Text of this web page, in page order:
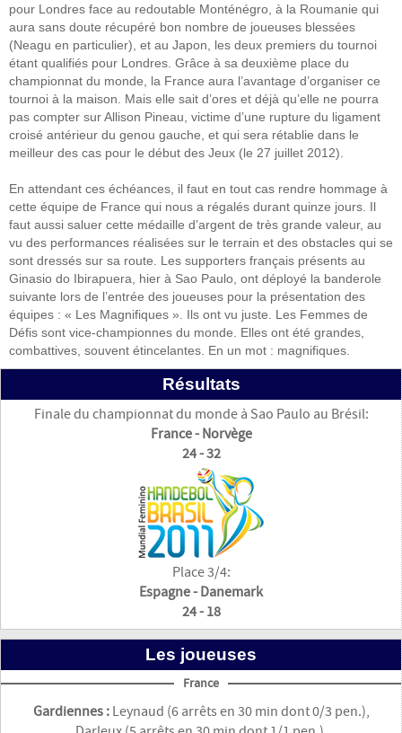
pour Londres face au redoutable Monténégro, à la Roumanie qui
aura sans doute récupéré bon nombre de joueuses blessées
(Neagu en particulier), et au Japon, les deux premiers du tournoi
étant qualifiés pour Londres. Grâce à sa deuxième place du
championnat du monde, la France aura l’avantage d’organiser ce
tournoi à la maison. Mais elle sait d’ores et déjà qu’elle ne pourra
pas compter sur Allison Pineau, victime d’une rupture du ligament
croisé antérieur du genou gauche, et qui sera rétablie dans le
meilleur des cas pour le début des Jeux (le 27 juillet 2012).
En attendant ces échéances, il faut en tout cas rendre hommage à
cette équipe de France qui nous a régalés durant quinze jours. Il
faut aussi saluer cette médaille d’argent de très grande valeur, au
vu des performances réalisées sur le terrain et des obstacles qui se
sont dressés sur sa route. Les supporters français présents au
Ginasio do Ibirapuera, hier à Sao Paulo, ont déployé la banderole
suivante lors de l’entrée des joueuses pour la présentation des
équipes : « Les Magnifiques ». Ils ont vu juste. Les Femmes de
Défis sont vice-championnes du monde. Elles ont été grandes,
combattives, souvent étincelantes. En un mot : magnifiques.
Résultats
Finale du championnat du monde à Sao Paulo au Brésil:
France - Norvège
24 - 32
Place 3/4:
Espagne - Danemark
24 - 18
Les joueuses
France
Gardiennes :Leynaud (6 arrêts en 30 min dont 0/3 pen.),